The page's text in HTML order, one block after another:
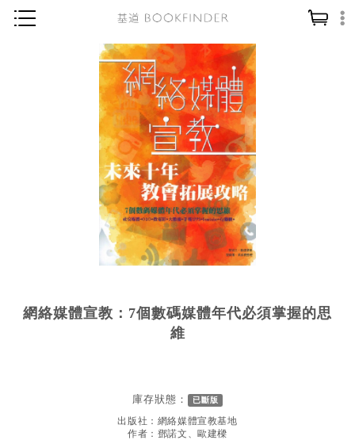
神學／教義
讀經／研經
聖經
信仰入門
教會歷史
靈修／禱告
信徒生活
教會事工
社會／倫理
網絡媒體宣教：7個數碼媒體年代必須掌握的思
維
庫存狀態： 已斷版
出版社： 網絡媒體宣教基地
作者： 鄧諾文、歐建樑